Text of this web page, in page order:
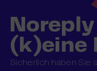
(k)eine
Sicherlich haben Sie